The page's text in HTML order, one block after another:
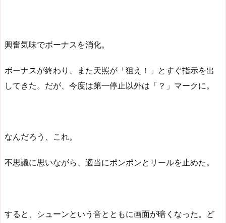
興奮気味でボーナスを消化。
ボーナスが終わり、また天照が「狙え！」とすぐ指示を出
してきた。だが、今度は第一停止以外は「？」マークに。
なんだろう、これ。
不思議に思いながら、適当にポンポンとリールを止めた。
すると、シューンという音とともに画面が暗くなった。ど